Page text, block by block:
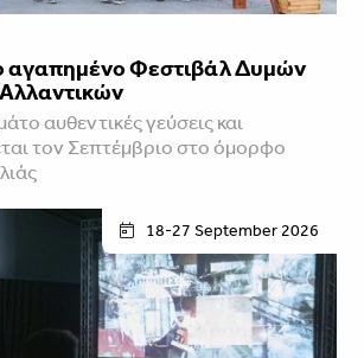
αγαπημένο Φεστιβάλ Δυμών
αυθεντικές γεύσεις και
τον Σεπτέμβριο στο όμορφο
18-27 September 2026